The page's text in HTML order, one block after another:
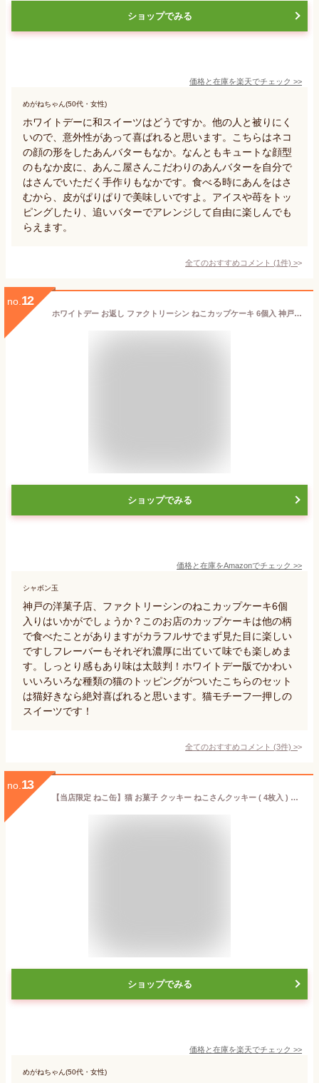
ショップでみる
価格と在庫を楽天でチェック >>
めがねちゃん(50代・女性)
ホワイトデーに和スイーツはどうですか。他の人と被りにく
いので、意外性があって喜ばれると思います。こちらはネコ
の顔の形をしたあんバターもなか。なんともキュートな顔型
のもなか皮に、あんこ屋さんこだわりのあんバターを自分で
はさんでいただく手作りもなかです。食べる時にあんをはさ
むから、皮がぱりぱりで美味しいですよ。アイスや苺をトッ
ピングしたり、追いバターでアレンジして自由に楽しんでも
らえます。
全てのおすすめコメント (1件) >
no. 12
ホワイトデー お返し ファクトリーシン ねこカップケーキ 6個入 神戸スイーツ 人気 洋菓子 ギフト プレゼント 手提げ袋付き
ショップでみる
価格と在庫をAmazonでチェック >>
シャボン玉
神戸の洋菓子店、ファクトリーシンのねこカップケーキ6個
入りはいかがでしょうか？このお店のカップケーキは他の柄
で食べたことがありますがカラフルサでまず見た目に楽しい
ですしフレーバーもそれぞれ濃厚に出ていて味でも楽しめま
す。しっとり感もあり味は太鼓判！ホワイトデー版でかわい
いいろいろな種類の猫のトッピングがついたこちらのセット
は猫好きなら絶対喜ばれると思います。猫モチーフ一押しの
スイーツです！
全てのおすすめコメント (3件) >
no. 13
【当店限定 ねこ缶】猫 お菓子 クッキー ねこさんクッキー ( 4枚入 ) 個包装 ピンク 猫 ねこ ネコ キャット 三毛猫 ハチワレ 茶縞 黒縞 クロネコ 動物 アニマル かわいい neconeco クッキー お菓子 焼き菓子 詰め合わせ グッズ プレゼント ギフト
ショップでみる
価格と在庫を楽天でチェック >>
めがねちゃん(50代・女性)